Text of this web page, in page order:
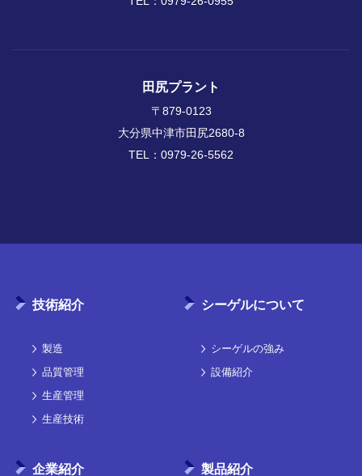
⽥尻プラント
〒879-0123
大分県中津市田尻2680-8
TEL： 0979-26-5562
技術紹介
製造
品質管理
生産管理
生産技術
シーゲルについて
シーゲルの強み
設備紹介
企業紹介 製品紹介